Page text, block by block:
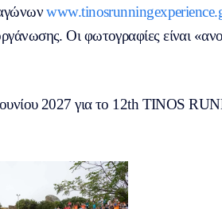
αγώνων
Οι φωτογραφίες είναι
2027 για το 12th TINOS